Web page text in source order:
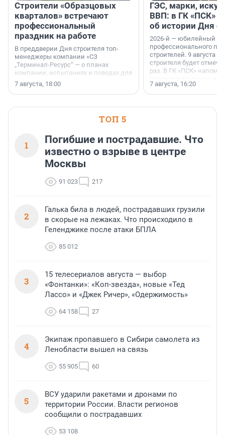
Строители «Образцовых
кварталов» встречают
профессиональный
праздник на работе
В преддверии Дня строителя топ-
менеджеры компании «СЗ
„Терминал-Ресурс“ — о планах
компании, испытаниях и поводах для
осторожного оптимизма.
7 августа, 18:00
ГЭС, марки,
ВВП: в ГК «ПСК»
об истории Дня
2026-й — юбилейный
профессионального
строителей. 9 августа
строителя будет
раз. В ГК «ПСК»
поменялась роль
7 августа, 16:20
ТОП 5
1
Погибшие и пострадавшие. Что
известно о взрыве в центре
Москвы
91 023 217
2
Галька била в людей, пострадавших грузили
в скорые на лежаках. Что происходило в
Геленджике после атаки БПЛА
85 012
3
15 телесериалов августа — выбор
«Фонтанки»: «Коп-звезда», новые «Тед
Лассо» и «Джек Ричер», «Одержимость»
64 158 27
4
Экипаж пропавшего в Сибири самолета из
Ленобласти вышел на связь
55 905 60
5
ВСУ ударили ракетами и дронами по
территории России. Власти регионов
сообщили о пострадавших
53 108